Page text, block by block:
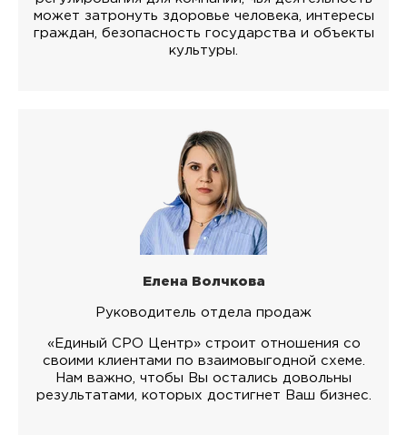
может затронуть здоровье человека, интересы
граждан, безопасность государства и объекты
культуры.
Елена Волчкова
Руководитель отдела продаж
«Единый СРО Центр» строит отношения со
своими клиентами по взаимовыгодной схеме.
Нам важно, чтобы Вы остались довольны
результатами, которых достигнет Ваш бизнес.